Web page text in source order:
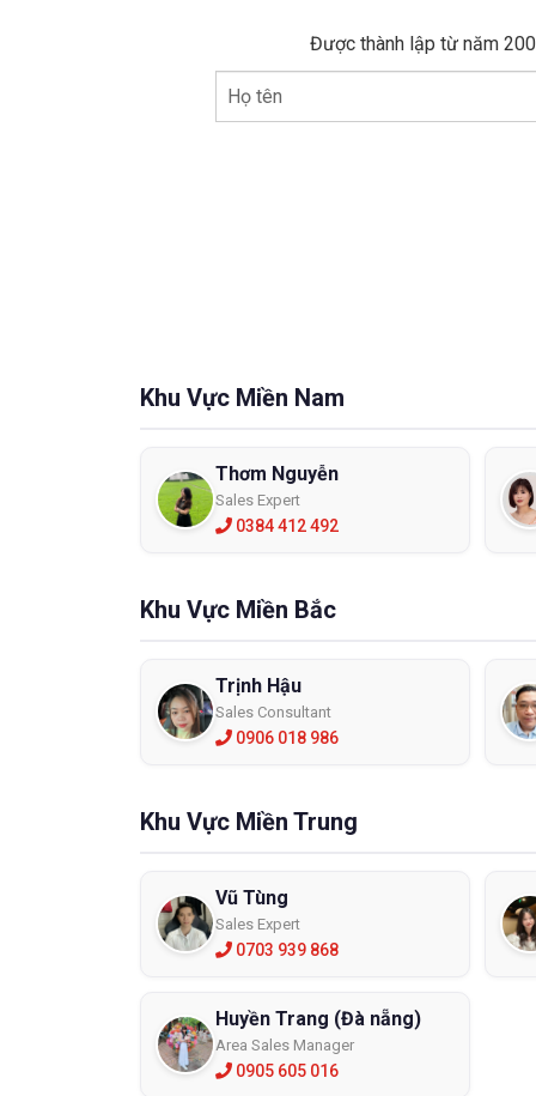
Găng
este,
chống
-
- Khả
do sự
những
Được thành lập từ năm
Họ tên
Khu Vực Miền Nam
Thơm Nguyễn
Sales Expert
0384 412 492
Khu Vực Miền Bắc
Trịnh Hậu
Sales Consultant
0906 018 986
Khu Vực Miền Trung
Vũ Tùng
Sales Expert
0703 939 868
Huyền Trang (Đà nẵng)
Area Sales Manager
0905 605 016